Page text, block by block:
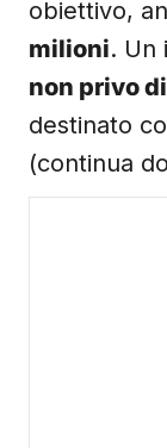
obiettivo,
milioni. Un
non privo
destinato
(continua